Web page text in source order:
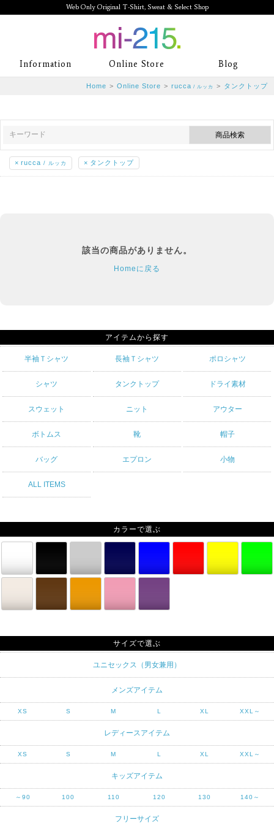
Web Only Original T-Shirt, Sweat & Select Shop
mi-215. Web Only Original T-Shirt,
Sweat & Select Shop mi-215. Tシャ
ランド専門通販
Information Online Store Blog
Home > Online Store > rucca / ルッカ > タンクトップ
× rucca / ルッカ × タンクトップ
該当の商品がありません。
Homeに戻る
アイテムから探す
半袖Ｔシャツ 長袖Ｔシャツ ポロシャツ
シャツ タンクトップ ドライ素材
スウェット ニット アウター
ボトムス 靴 帽子
バッグ エプロン 小物
ALL ITEMS
カラーで選ぶ
サイズで選ぶ
ユニセックス（男女兼用）
メンズアイテム
XS S M L XL XXL～
レディースアイテム
XS S M L XL XXL～
キッズアイテム
～90 100 110 120 130 140～
フリーサイズ